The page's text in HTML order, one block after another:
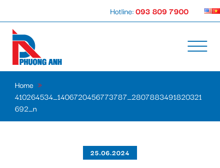
Hotline:093 809 7900
Home »
410264534_1406720456773787_2807883491820321
692_n
25.06.2024